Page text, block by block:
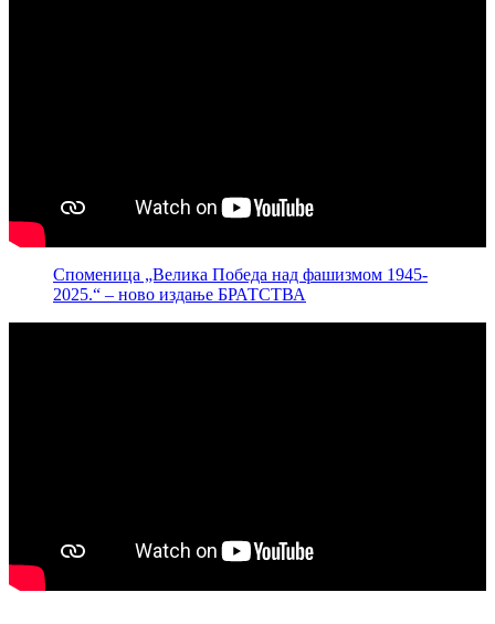
Споменица „Велика Победа над фашизмом 1945-
2025.“ – ново издање БРАТСТВА